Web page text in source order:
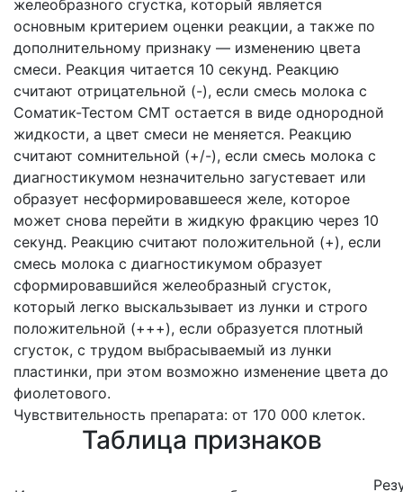
желеобразного сгустка, который является
основным критерием оценки реакции, а также по
дополнительному признаку — изменению цвета
смеси. Реакция читается 10 секунд. Реакцию
считают отрицательной (-), если смесь молока с
Соматик-Тестом СМТ остается в виде однородной
жидкости, а цвет смеси не меняется. Реакцию
считают сомнительной (+/-), если смесь молока с
диагностикумом незначительно загустевает или
образует несформировавшееся желе, которое
может снова перейти в жидкую фракцию через 10
секунд. Реакцию считают положительной (+), если
смесь молока с диагностикумом образует
сформировавшийся желеобразный сгусток,
который легко выскальзывает из лунки и строго
положительной (+++), если образуется плотный
сгусток, с трудом выбрасываемый из лунки
пластинки, при этом возможно изменение цвета до
фиолетового.
Чувствительность препарата: от 170 000 клеток.
Таблица признаков